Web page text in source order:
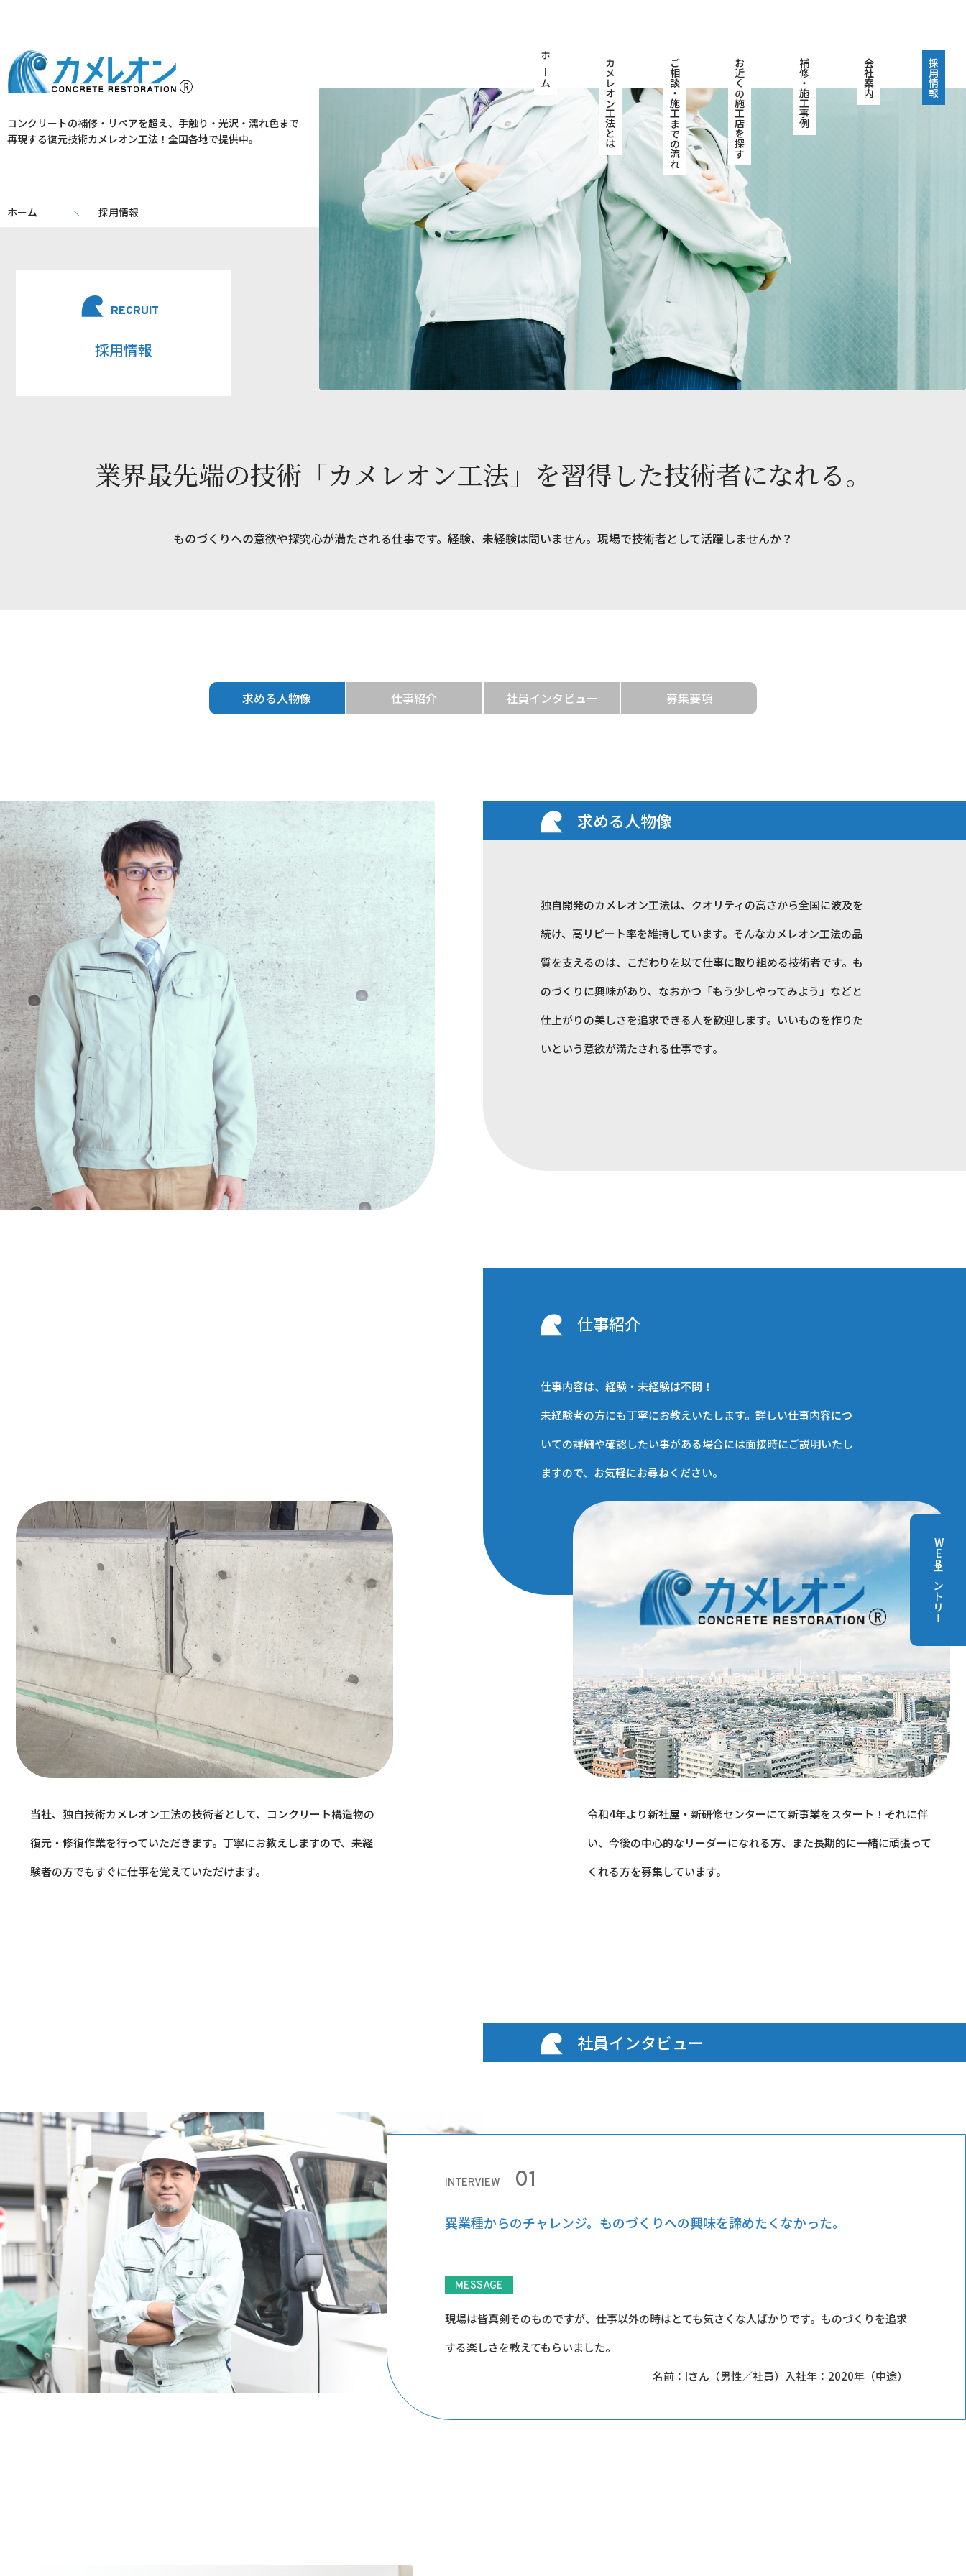
コンクリートの補修・リペアを超え、手触り・光沢・濡れ色まで
再現する復元技術カメレオン工法！全国各地で提供中。
ホーム 採用情報
ホーム カメレオン工法とは ご相談・施工までの流れ お近くの施工店を探す 補修・施工事例 会社案内 採用情報
RECRUIT
採用情報
業界最先端の技術「カメレオン工法」を習得した技術者になれる。
ものづくりへの意欲や探究心が満たされる仕事です。経験、未経験は問いません。現場で技術者として活躍しませんか？
求める人物像 仕事紹介 社員インタビュー 募集要項
求める人物像
独自開発のカメレオン工法は、クオリティの高さから全国に波及を
続け、高リピート率を維持しています。そんなカメレオン工法の品
質を支えるのは、こだわりを以て仕事に取り組める技術者です。も
のづくりに興味があり、なおかつ「もう少しやってみよう」などと
仕上がりの美しさを追求できる人を歓迎します。いいものを作りた
いという意欲が満たされる仕事です。
仕事紹介
仕事内容は、経験・未経験は不問！
未経験者の方にも丁寧にお教えいたします。詳しい仕事内容につ
いての詳細や確認したい事がある場合には面接時にご説明いたし
ますので、お気軽にお尋ねください。
当社、独自技術カメレオン工法の技術者として、コンクリート構造物の
復元・修復作業を行っていただきます。丁寧にお教えしますので、未経
験者の方でもすぐに仕事を覚えていただけます。
令和4年より新社屋・新研修センターにて新事業をスタート！それに伴
い、今後の中心的なリーダーになれる方、また長期的に一緒に頑張って
くれる方を募集しています。
社員インタビュー
INTERVIEW 01
異業種からのチャレンジ。 ものづくりへの興味を諦めたくなかった。
MESSAGE
現場は皆真剣そのものですが、仕事以外の時はとても気さくな人ばかりです。ものづくりを追求
する楽しさを教えてもらいました。
名前：Iさん（男性／社員） 入社年：2020年（中途）
WEBエントリー